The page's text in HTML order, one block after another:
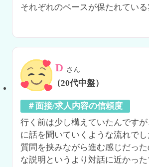
それぞれのペースが保たれてい
D さん
（20代中盤）
＃面接/求人内容の信頼度
行く前は少し構えていたんです
に話を聞いていくような流れで
質問を挟みながら進む感じだっ
な説明というより対話に近かった